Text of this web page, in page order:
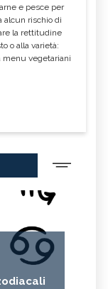
e pesce per
alcun rischio di
la rettitudine
o alla varietà:
menu vegetariani